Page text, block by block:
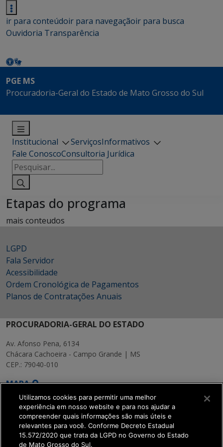
ir para conteúdoir para navegaçãoir para busca
Ouvidoria Transparência
PGE MS
Procuradoria-Geral do Estado de Mato Grosso do Sul
Institucional ServiçosInformativos
Fale ConoscoConsultoria Jurídica
Pesquisar
por:
Etapas do programa
mais conteudos
LGPD
Fala Servidor
Acessibilidade
Ordem Cronológica de Pagamentos
Planos de Contratações Anuais
PROCURADORIA-GERAL DO ESTADO
Av. Afonso Pena, 6134
Chácara Cachoeira - Campo Grande | MS
CEP.: 79040-010
MAPA
SETDIG | Secretaria-
Utilizamos cookies para permitir uma melhor
experiência em nosso website e para nos ajudar a
compreender quais informações são mais úteis e
relevantes para você. Conforme Decreto Estadual
15.572/2020 que trata da LGPD no Governo do Estado
de Mato Grosso do Sul.